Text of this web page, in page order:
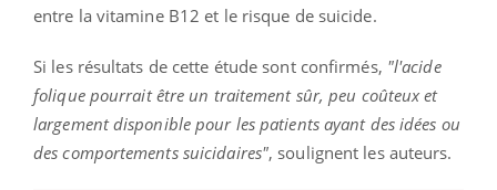
entre la vitamine B12 et le risque de suicide.
Si les résultats de cette étude sont confirmés, "l'acide
folique pourrait être un traitement sûr, peu coûteux et
largement disponible pour les patients ayant des idées ou
des comportements suicidaires", soulignent les auteurs.